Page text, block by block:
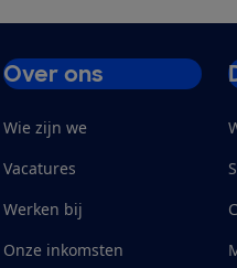
Over ons
Wie zijn we
Vacatures
Werken bij
Onze inkomsten